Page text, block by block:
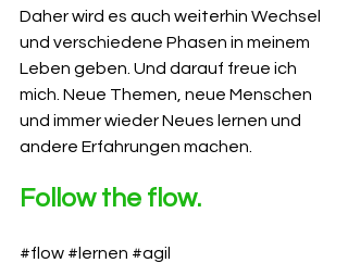
Daher wird es auch weiterhin Wechsel
und verschiedene Phasen in meinem
Leben geben. Und darauf freue ich
mich. Neue Themen, neue Menschen
und immer wieder Neues lernen und
andere Erfahrungen machen.
Follow the flow.
#flow #lernen #agil